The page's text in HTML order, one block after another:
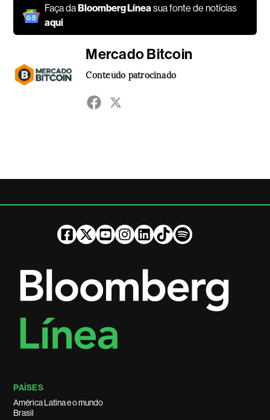
Faça da Bloomberg Líneasua fonte de notícias
aqui
Mercado Bitcoin
Conteúdo patrocinado
PAÍSES
América Latina e o mundo
Brasil